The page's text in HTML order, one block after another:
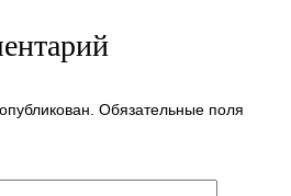
Обязательные поля